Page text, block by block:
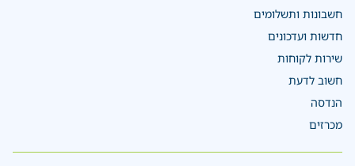
חשבונות ותשלומים
חדשות ועדכונים
שירות לקוחות
חשוב לדעת
הנדסה
מכרזים